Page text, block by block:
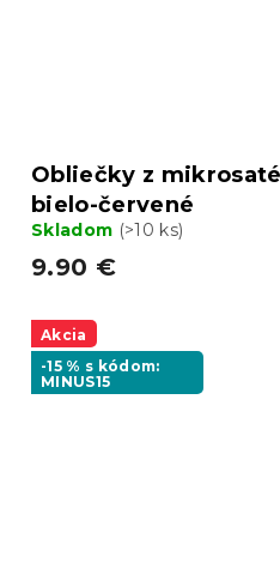
Obliečky z
bielo-červené
Skladom (>10 ks)
9.90 €
Akcia
-15 % s kódom:
MINUS15